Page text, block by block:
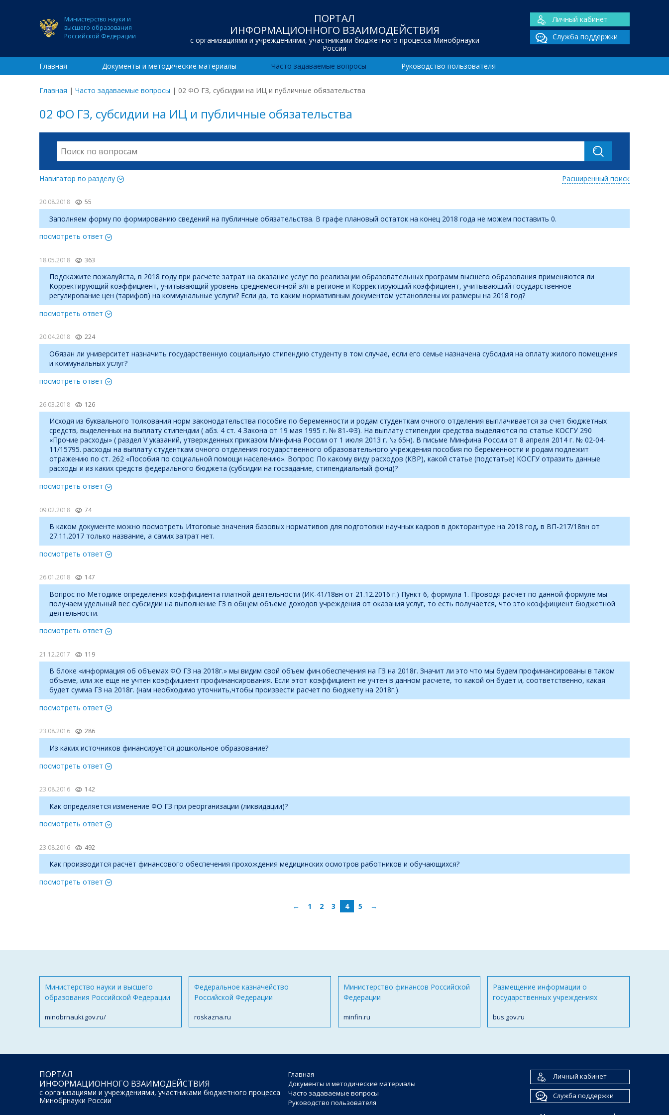
Министерство науки и
высшего образования
Российской Федерации
ПОРТАЛ
ИНФОРМАЦИОННОГО ВЗАИМОДЕЙСТВИЯ
с организациями и учреждениями, участниками бюджетного процесса Минобрнауки
России
Личный кабинет
Служба поддержки
Главная Документы и методические материалы Часто задаваемые вопросы Руководство пользователя
Главная | Часто задаваемые вопросы | 02 ФО ГЗ, субсидии на ИЦ и публичные обязательства
02 ФО ГЗ, субсидии на ИЦ и публичные обязательства
Навигатор по разделу Расширенный поиск
20.08.2018 55
Заполняем форму по формированию сведений на публичные обязательства. В графе плановый остаток на конец 2018 года не можем поставить 0.
посмотреть ответ
18.05.2018 363
Подскажите пожалуйста, в 2018 году при расчете затрат на оказание услуг по реализации образовательных программ высшего образования применяются ли
Корректирующий коэффициент, учитывающий уровень среднемесячной з/п в регионе и Корректирующий коэффициент, учитывающий государственное
регулирование цен (тарифов) на коммунальные услуги? Если да, то каким нормативным документом установлены их размеры на 2018 год?
посмотреть ответ
20.04.2018 224
Обязан ли университет назначить государственную социальную стипендию студенту в том случае, если его семье назначена субсидия на оплату жилого помещения
и коммунальных услуг?
посмотреть ответ
26.03.2018 126
Исходя из буквального толкования норм законодательства пособие по беременности и родам студенткам очного отделения выплачивается за счет бюджетных
средств, выделенных на выплату стипендии ( абз. 4 ст. 4 Закона от 19 мая 1995 г. № 81-ФЗ). На выплату стипендии средства выделяются по статье КОСГУ 290
«Прочие расходы» ( раздел V указаний, утвержденных приказом Минфина России от 1 июля 2013 г. № 65н). В письме Минфина России от 8 апреля 2014 г. № 02-04-
11/15795. расходы на выплату студенткам очного отделения государственного образовательного учреждения пособия по беременности и родам подлежит
отражению по ст. 262 «Пособия по социальной помощи населению». Вопрос: По какому виду расходов (КВР), какой статье (подстатье) КОСГУ отразить данные
расходы и из каких средств федерального бюджета (субсидии на госзадание, стипендиальный фонд)?
посмотреть ответ
09.02.2018 74
В каком документе можно посмотреть Итоговые значения базовых нормативов для подготовки научных кадров в докторантуре на 2018 год, в ВП-217/18вн от
27.11.2017 только название, а самих затрат нет.
посмотреть ответ
26.01.2018 147
Вопрос по Методике определения коэффициента платной деятельности (ИК-41/18вн от 21.12.2016 г.) Пункт 6, формула 1. Проводя расчет по данной формуле мы
получаем удельный вес субсидии на выполнение ГЗ в общем объеме доходов учреждения от оказания услуг, то есть получается, что это коэффициент бюджетной
деятельности.
посмотреть ответ
21.12.2017 119
В блоке «информация об объемах ФО ГЗ на 2018г.» мы видим свой объем фин.обеспечения на ГЗ на 2018г. Значит ли это что мы будем профинансированы в таком
объеме, или же еще не учтен коэффициент профинансирования. Если этот коэффициент не учтен в данном расчете, то какой он будет и, соответственно, какая
будет сумма ГЗ на 2018г. (нам необходимо уточнить,чтобы произвести расчет по бюджету на 2018г.).
посмотреть ответ
23.08.2016 286
Из каких источников финансируется дошкольное образование?
посмотреть ответ
23.08.2016 142
Как определяется изменение ФО ГЗ при реорганизации (ликвидации)?
посмотреть ответ
23.08.2016 492
Как производится расчёт финансового обеспечения прохождения медицинских осмотров работников и обучающихся?
посмотреть ответ
← 1 2 3 4 5 →
Министерство науки и высшего
образования Российской Федерации
minobrnauki.gov.ru/
Федеральное казначейство
Российской Федерации
roskazna.ru
Министерство финансов Российской
Федерации
minfin.ru
Размещение информации о
государственных учреждениях
bus.gov.ru
ПОРТАЛ
ИНФОРМАЦИОННОГО ВЗАИМОДЕЙСТВИЯ
с организациями и учреждениями, участниками бюджетного процесса
Минобрнауки России
Главная
Документы и методические материалы
Часто задаваемые вопросы
Руководство пользователя
Личный кабинет
Служба поддержки